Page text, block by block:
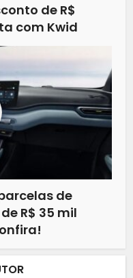
de R$
com Kwid
de
R$ 35 mil